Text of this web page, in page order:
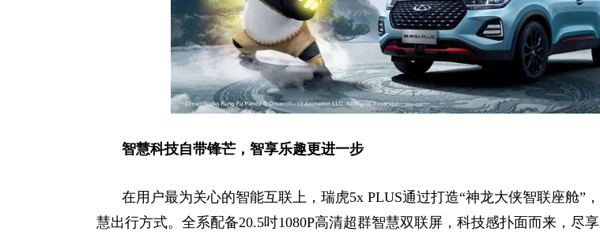
智慧科技自带锋芒，智享乐趣更进一步
在用户最为关心的智能互联上，瑞虎5x PLUS通过打造“神龙大侠智联座舱”
慧出行方式。全系配备20.5吋1080P高清超群智慧双联屏，科技感扑面而来，尽